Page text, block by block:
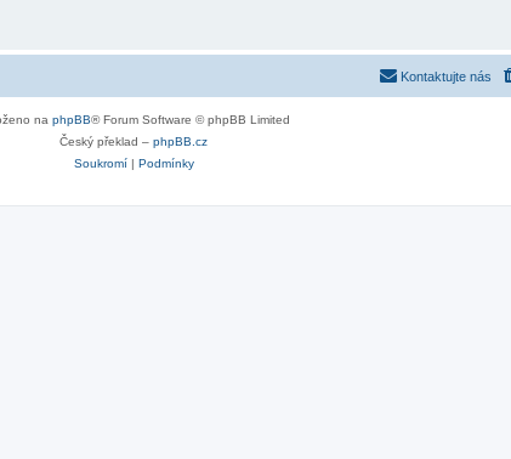
Kontaktujte nás
na phpBB® Forum Software © phpBB Limited
Český překlad – phpBB.cz
Soukromí| Podmínky